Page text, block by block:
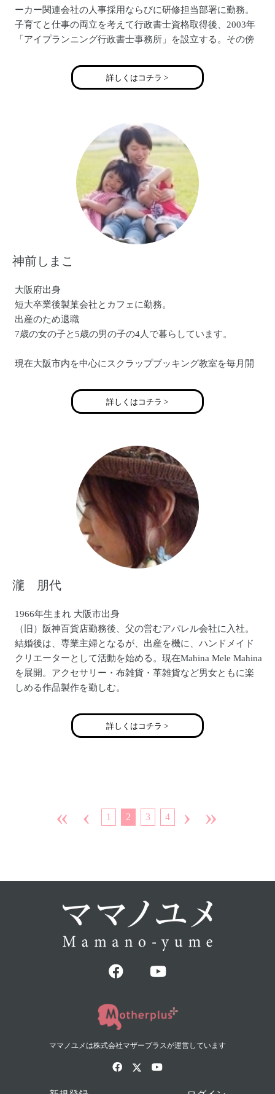
ーカー関連会社の人事採用ならびに研修担当部署に勤務。
子育てと仕事の両立を考えて行政書士資格取得後、2003年
「アイプランニング行政書士事務所」を設立する。その傍
書士合格講座のほか、複数の大学で法律講座を担当。
一方、行政書士試験合格後チアリーディングの活動も再開
「ＶＥＮＵＳ ＷＥＳＴ2004」メンバー。
第1子妊娠を機にチアリーダーは引退するも 第2子出産
後、関西在住チアリーダー経験者ばかりのママチアサーク
ル「チアプラチナム☆ＷＥＳT」を設立。第3子出産後、現
役チアリーダーとして再々復帰。
詳しくはコチラ >
神前しまこ
大阪府出身
短大卒業後製菓会社とカフェに勤務。
出産のため退職
7歳の女の子と5歳の男の子の4人で暮らしています。
現在大阪市内を中心にスクラップブッキング教室を毎月開
サクラクレパスメモラビリアート インストラクター
出店とイベントグループ＊BASKET＊を主宰
詳しくはコチラ >
瀧 朋代
1966年生まれ 大阪市出身
（旧）阪神百貨店勤務後、父の営むアパレル会社に入社。
結婚後は、専業主婦となるが、出産を機に、ハンドメイド
クリエーターとして活動を始める。現在Mahina Mele Mahina
を展開。アクセサリー・布雑貨・革雑貨など男女ともに楽
しめる作品製作を勤しむ。
お料理好きが高じて【読売テレビtenシェフ×主婦】に出演経
詳しくはコチラ >
« ‹ 1 2 3 4 › »
ママノユメは株式会社マザープラスが運営しています